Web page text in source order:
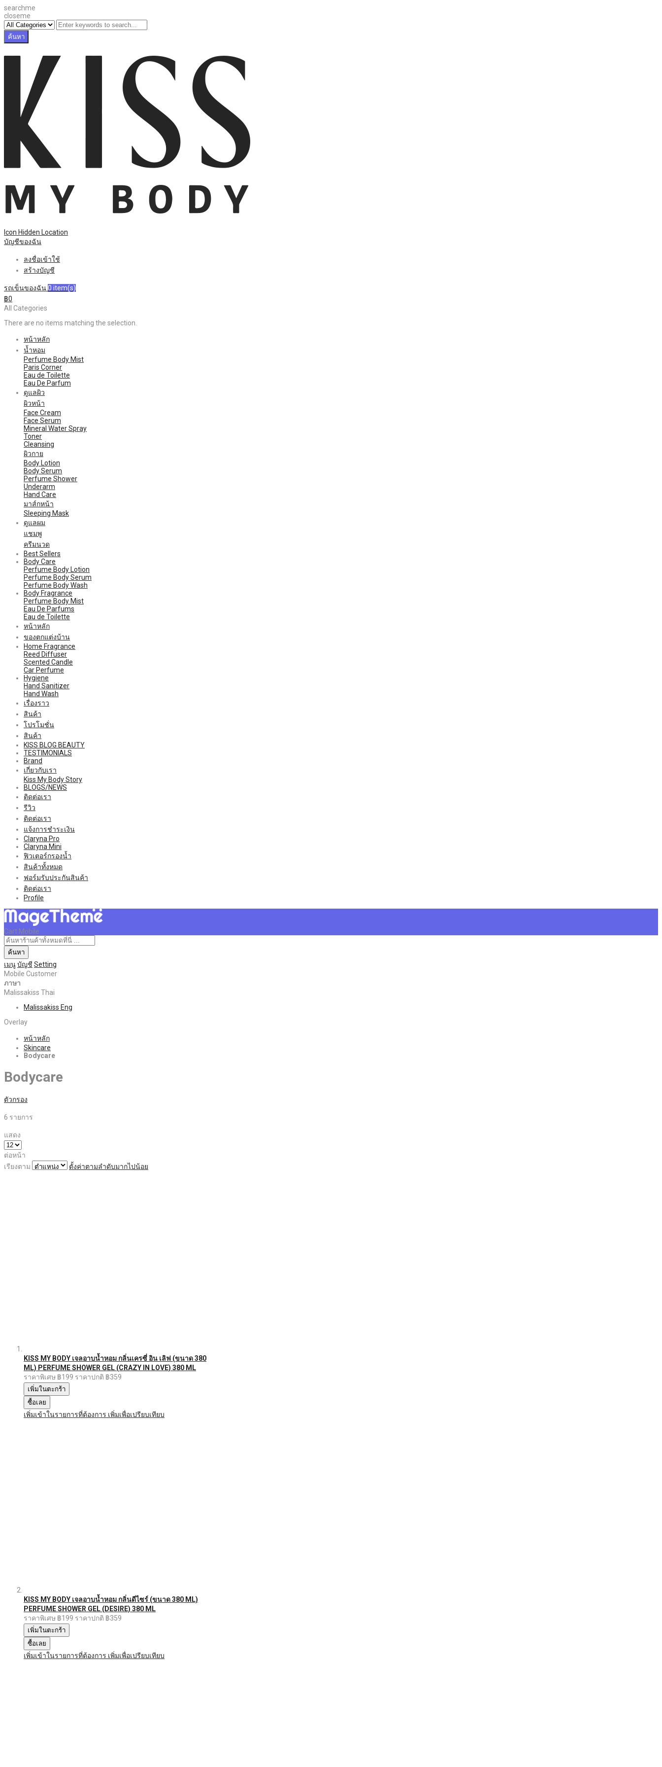
searchme
closeme
ค้นหา
Icon Hidden Location
บัญชีของฉัน
ลงชื่อเข้าใช้
สร้างบัญชี
รถเข็นของฉัน0 item(s)
฿0
All Categories
There are no items matching the selection.
หน้าหลัก
น้ำหอม
Perfume Body Mist
Paris Corner
Eau de Toilette
Eau De Parfum
ดูแลผิว
ผิวหน้า
Face Cream
Face Serum
Mineral Water Spray
Toner
Cleansing
ผิวกาย
Body Lotion
Body Serum
Perfume Shower
Underarm
Hand Care
มาส์กหน้า
Sleeping Mask
ดูแลผม
แชมพู
ครีมนวด
Best Sellers
Body Care
Perfume Body Lotion
Perfume Body Serum
Perfume Body Wash
Body Fragrance
Perfume Body Mist
Eau De Parfums
Eau de Toilette
หน้าหลัก
ของตกแต่งบ้าน
Home Fragrance
Reed Diffuser
Scented Candle
Car Perfume
Hygiene
Hand Sanitizer
Hand Wash
เรื่องราว
สินค้า
โปรโมชั่น
สินค้า
KISS BLOG BEAUTY
TESTIMONIALS
Brand
เกี่ยวกับเรา
Kiss My Body Story
BLOGS/NEWS
ติดต่อเรา
รีวิว
ติดต่อเรา
แจ้งการชำระเงิน
Claryna Pro
Claryna Mini
ฟิวเตอร์กรองน้ำ
สินค้าทั้งหมด
ฟอร์มรับประกันสินค้า
ติดต่อเรา
Profile
Cart Mobile
ค้นหา
เมนูบัญชี Setting
Mobile Customer
ภาษา
Malissakiss Thai
Malissakiss Eng
Overlay
หน้าหลัก
Skincare
Bodycare
Bodycare
ตัวกรอง
6 รายการ
แสดง
ต่อหน้า
เรียงตาม
ตั้งค่าตามลำดับมากไปน้อย
KISS MY BODY เจลอาบน้ำหอม กลิ่นเครซี่ อิน เลิฟ (ขนาด 380
ML) PERFUME SHOWER GEL (CRAZY IN LOVE) 380 ML
ราคาพิเศษ ฿199 ราคาปกติ ฿359
เพิ่มในตะกร้า
ซื้อเลย
เพิ่มเข้าในรายการที่ต้องการ เพิ่มเพื่อเปรียบเทียบ
KISS MY BODY เจลอาบน้ำหอม กลิ่นดีไซร์ (ขนาด 380 ML)
PERFUME SHOWER GEL (DESIRE) 380 ML
ราคาพิเศษ ฿199 ราคาปกติ ฿359
เพิ่มในตะกร้า
ซื้อเลย
เพิ่มเข้าในรายการที่ต้องการ เพิ่มเพื่อเปรียบเทียบ